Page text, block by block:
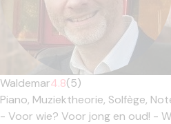
Waldemar4.8(5)
Piano, Muziektheorie, Solfège,
- Voor wie? Voor jong en oud! -